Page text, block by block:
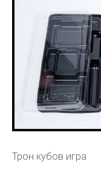
Трон кубов игра